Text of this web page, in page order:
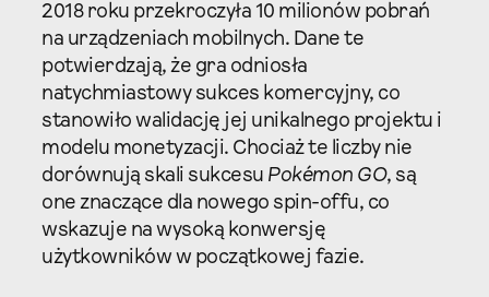
2018 roku przekroczyła 10 milionów pobrań
na urządzeniach mobilnych. Dane te
potwierdzają, że gra odniosła
natychmiastowy sukces komercyjny, co
stanowiło walidację jej unikalnego projektu i
modelu monetyzacji. Chociaż te liczby nie
dorównują skali sukcesu Pokémon GO, są
one znaczące dla nowego spin-offu, co
wskazuje na wysoką konwersję
użytkowników w początkowej fazie.